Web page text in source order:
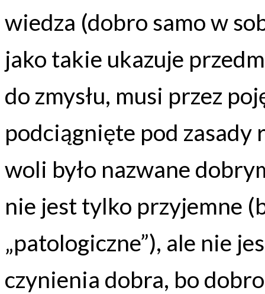
wiedza (dobro samo w
jako takie ukazuje
do zmysłu, musi przez
podciągnięte pod zasady
woli było nazwane
nie jest tylko przyjemne
„patologiczne”), ale nie
czynienia dobra, bo